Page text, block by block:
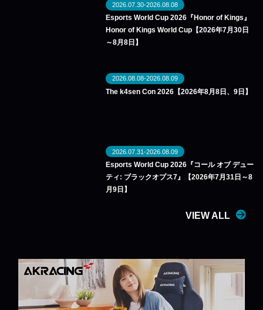
2026.07.30-2026.08.08
Esports World Cup 2026『Honor of Kings』
Honor of Kings World Cup【2026年7月30日
～8月8日】
2026.08.08-2026.08.09
The k4sen Con 2026【2026年8月8日、9日】
2026.07.31-2026.08.09
Esports World Cup 2026『コール オブ デュー
ティ: ブラックオプス7』【2026年7月31日～8
月9日】
VIEW ALL